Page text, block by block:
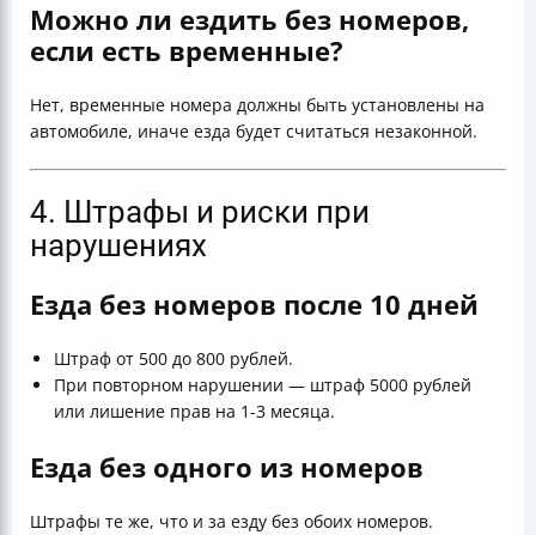
Можно ли ездить без номеров,
если есть временные?
Нет, временные номера должны быть установлены на
автомобиле, иначе езда будет считаться незаконной.
4. Штрафы и риски при
нарушениях
Езда без номеров после 10 дней
Штраф от 500 до 800 рублей.
При повторном нарушении — штраф 5000 рублей
или лишение прав на 1-3 месяца.
Езда без одного из номеров
Штрафы те же, что и за езду без обоих номеров.